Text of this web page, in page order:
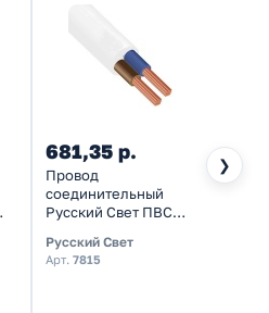
❯
681,35 р.
Провод
соединительный
Русский Свет ПВС
ГОСТ 7399-97 [упак.
10м]
Русский Свет
Арт. 7815